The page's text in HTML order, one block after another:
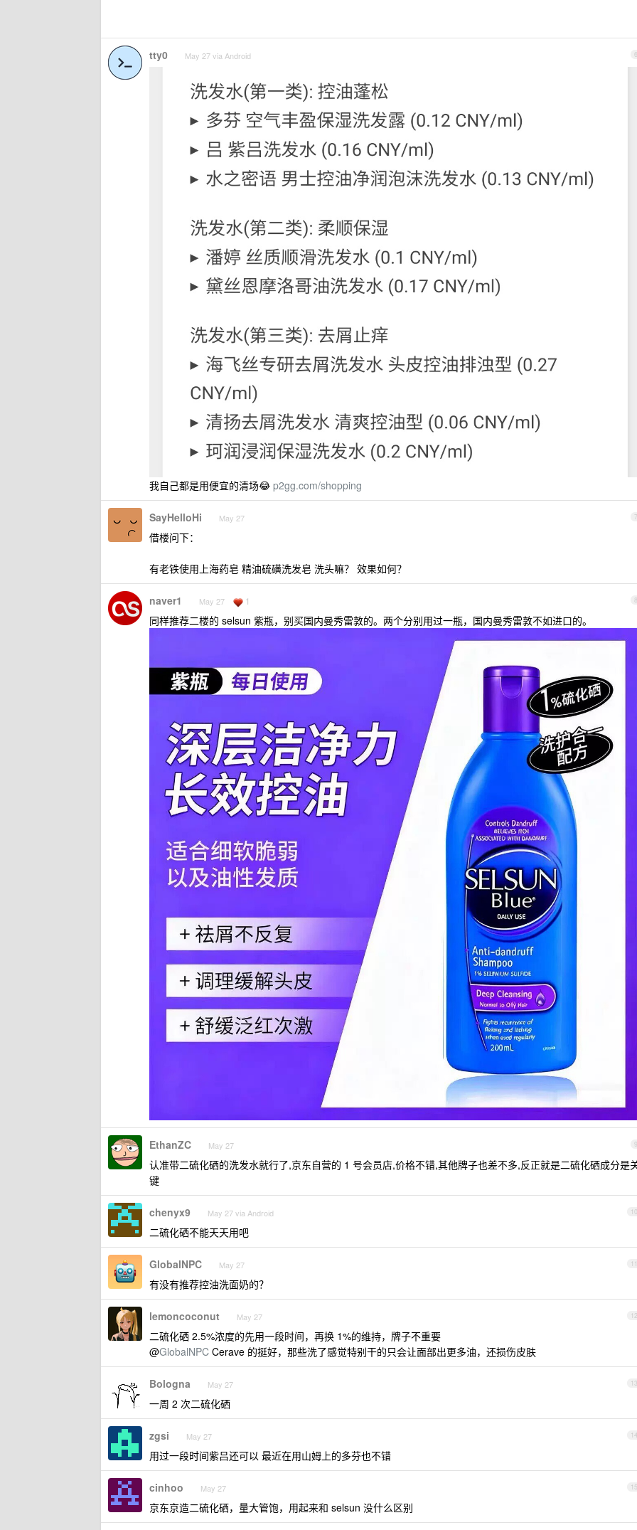
6
tty0 May 27 via Android
我自己都是用便宜的清场😂 p2gg.com/shopping
7
SayHelloHi May 27
借楼问下：
有老铁使用上海药皂 精油硫磺洗发皂 洗头嘛？ 效果如何？
8
naver1 May 27 1
同样推荐二楼的 selsun 紫瓶，别买国内曼秀雷敦的。两个分别用过一瓶，国内曼秀雷敦不如进口的。
9
EthanZC May 27
认准带二硫化硒的洗发水就行了,京东自营的 1 号会员店,价格不错,其他牌子也差不多,反正就是二硫化硒成分是
键
10
chenyx9 May 27 via Android
二硫化硒不能天天用吧
11
GlobalNPC May 27
有没有推荐控油洗面奶的？
12
lemoncoconut May 27
二硫化硒 2.5%浓度的先用一段时间，再换 1%的维持，牌子不重要
@GlobalNPC Cerave 的挺好，那些洗了感觉特别干的只会让面部出更多油，还损伤皮肤
13
Bologna May 27
一周 2 次二硫化硒
14
zgsi May 27
用过一段时间紫吕还可以 最近在用山姆上的多芬也不错
15
cinhoo May 27
京东京造二硫化硒，量大管饱，用起来和 selsun 没什么区别